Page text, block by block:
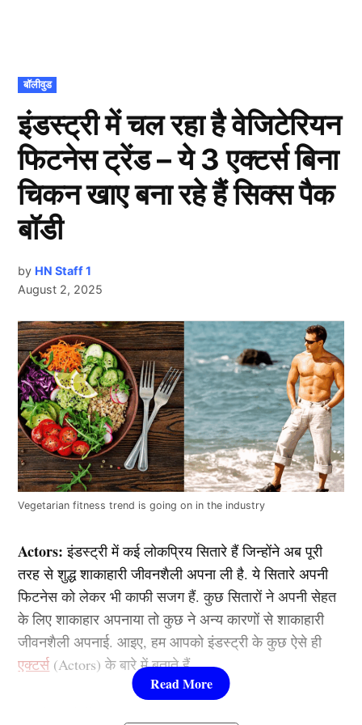
POSTED
IN
बॉलीवुड
इंडस्ट्री में चल रहा है वेजिटेरियन
फिटनेस ट्रेंड – ये 3 एक्टर्स बिना
चिकन खाए बना रहे हैं सिक्स पैक
बॉडी
by HN Staff 1
August 2, 2025
Vegetarian fitness trend is going on in the industry
Actors: इंडस्ट्री में कई लोकप्रिय सितारे हैं जिन्होंने अब पूरी
तरह से शुद्ध शाकाहारी जीवनशैली अपना ली है. ये सितारे अपनी
फिटनेस को लेकर भी काफी सजग हैं. कुछ सितारों ने अपनी सेहत
के लिए शाकाहार अपनाया तो कुछ ने अन्य कारणों से शाकाहारी
जीवनशैली अपनाई. आइए, हम आपको इंडस्ट्री के कुछ ऐसे ही
एक्टर्स (Actors) के बारे में बताते हैं.